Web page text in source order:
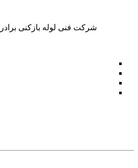
شرکت فنی لوله بازکنی